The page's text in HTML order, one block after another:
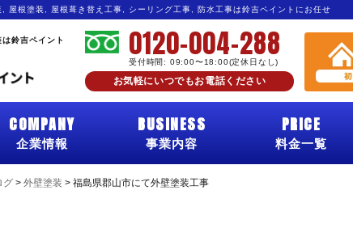
, 屋根塗装, 屋根葺き替え工事, シーリング工事, 防水工事は鈴吉ペイントにお任せ
鈴吉ペイント 0120-004-288
受付時間: 09:00〜18:00(定休日なし)
お気軽にいつでもお電話ください
COMPANY
企業情報
BUSINESS
事業内容
PRICE
料金一覧
グ > 外壁塗装 > 福島県郡山市にて外壁塗装工事